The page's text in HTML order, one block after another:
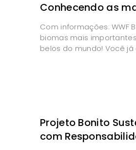
Conhecendo as
Com informações: WWF
biomas mais
belos do mundo! Você
Projeto Bonito
com